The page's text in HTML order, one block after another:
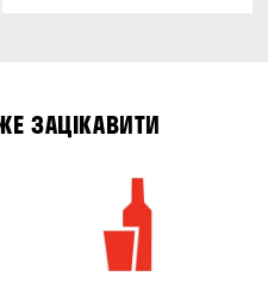
ЗАЦІКАВИТИ